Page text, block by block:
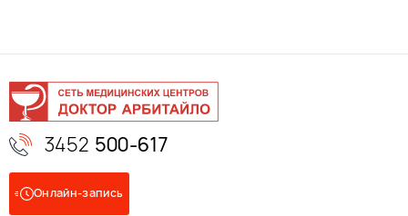
3452 500-617
Онлайн-запись